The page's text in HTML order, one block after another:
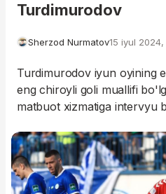
Turdimurodov
Sherzod Nurmatov15 iyul 2024,
Turdimurodov iyun oyining
eng chiroyli goli muallifi
matbuot xizmatiga intervyu